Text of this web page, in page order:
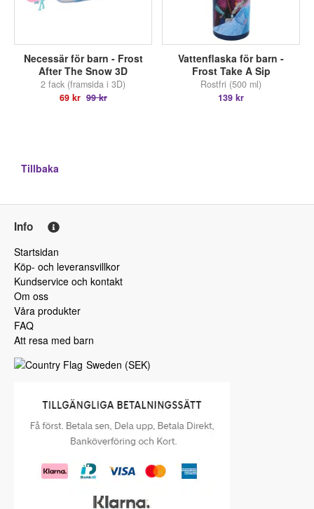
Necessär för barn - Frost
After The Snow 3D
2 fack (framsida i 3D)
69 kr 99 kr
Vattenflaska för barn -
Frost Take A Sip
Rostfri (500 ml)
139 kr
Tillbaka
Info
Startsidan
Köp- och leveransvillkor
Kundservice och kontakt
Om oss
Våra produkter
FAQ
Att resa med barn
Sweden (SEK)